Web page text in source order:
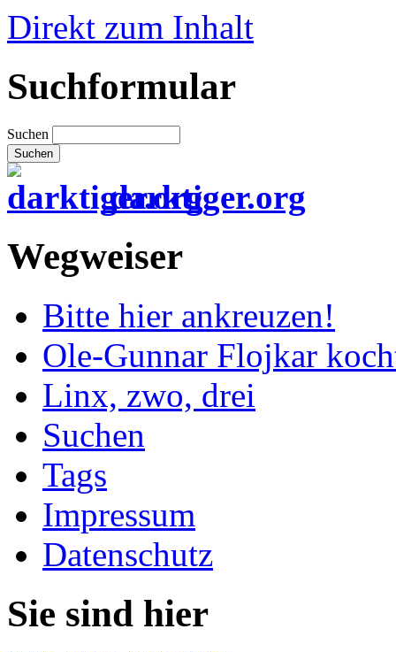
Direkt zum Inhalt
Suchformular
Suchen
darktiger.org
Wegweiser
Bitte hier ankreuzen!
Ole-Gunnar Flojkar
Linx, zwo, drei
Suchen
Tags
Impressum
Datenschutz
Sie sind hier